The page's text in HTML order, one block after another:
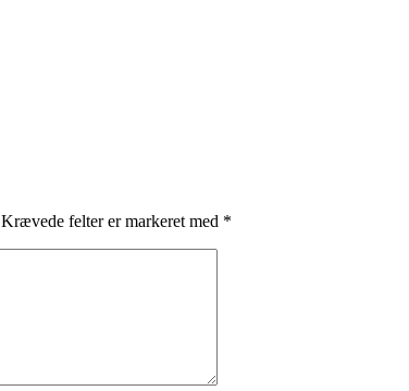
Krævede felter er markeret med *